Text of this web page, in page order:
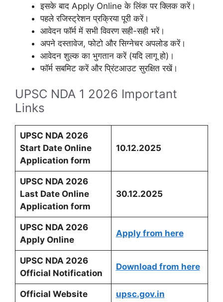
इसके बाद Apply Online के लिंक पर क्लिक करें।
पहले रजिस्ट्रेशन प्रक्रिया पूरी करें।
आवेदन फॉर्म में सभी विवरण सही-सही भरें।
अपने दस्तावेज, फोटो और सिग्नेचर अपलोड करें।
आवेदन शुल्क का भुगतान करें (यदि लागू हो)।
फॉर्म सबमिट करें और प्रिंटआउट सुरक्षित रखें।
UPSC NDA 1 2026 Important
Links
UPSC NDA 2026
Start Date Online
Application form
10.12.2025
UPSC NDA 2026
Last Date Online
Application form
30.12.2025
UPSC NDA 2026
Apply Online
Apply from here
UPSC NDA 2026
Official Notification
Download from here
Official Website upsc.gov.in